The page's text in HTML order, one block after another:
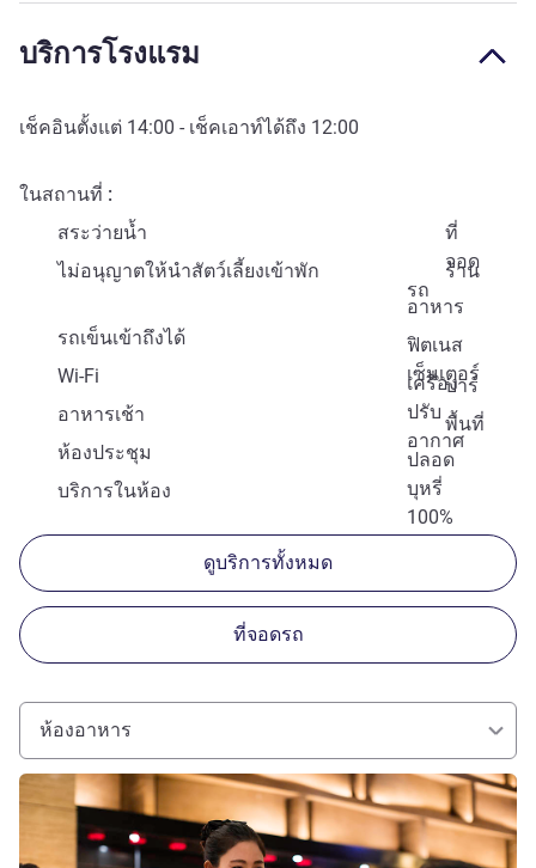
บริการโรงแรม
เช็คอินตั้งแต่ 14:00 - เช็คเอาท์ได้ถึง 12:00
ในสถานที่
สระว่ายน้ำ
ที่
จอด
รถ
ไม่อนุญาตให้นำสัตว์เลี้ยงเข้าพัก
ร้าน
อาหาร
รถเข็นเข้าถึงได้
ฟิตเนส
เซ็นเตอร์
Wi-Fi
เครื่อง
ปรับ
อากาศ
อาหารเช้า
บาร์
ห้องประชุม
พื้นที่
ปลอด
บุหรี่
100%
บริการในห้อง
ดูบริการทั้งหมด
ที่จอดรถ
ห้องอาหาร
ดูรายละเอียด